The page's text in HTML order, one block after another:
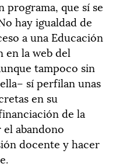
programa, que sí se
hay igualdad de
a una Educación
en la web del
tampoco sin
sí perfilan unas
en su
de la
abandono
docente y hacer